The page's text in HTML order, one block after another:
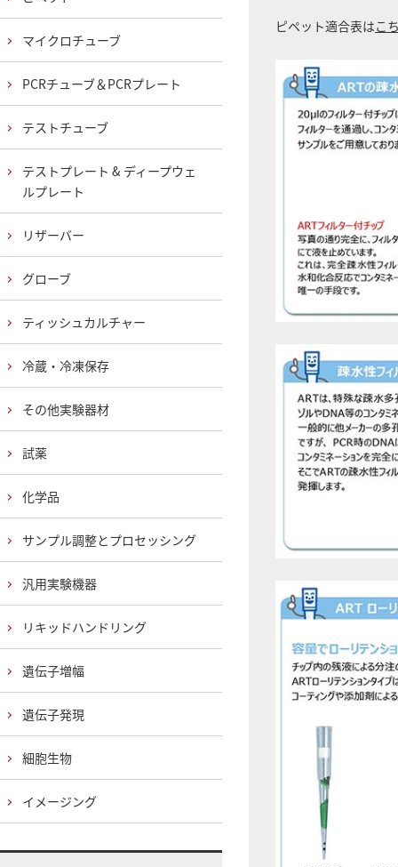
ピペット適合表はこ
マイクロチューブ
PCRチューブ＆PCRプレート
テストチューブ
テストプレート & ディープウェ
ルプレート
リザーバー
グローブ
ティッシュカルチャー
冷蔵・冷凍保存
その他実験器材
試薬
化学品
サンプル調整とプロセッシング
汎用実験機器
リキッドハンドリング
遺伝子増幅
遺伝子発現
細胞生物
イメージング